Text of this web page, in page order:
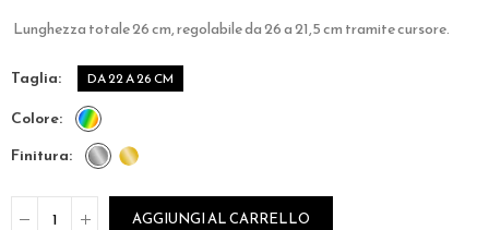
Lunghezza totale 26 cm, regolabile da 26 a 21,5 cm tramite cursore.
taglia DA 22 A 26 CM
colore
finitura
AGGIUNGI AL CARRELLO